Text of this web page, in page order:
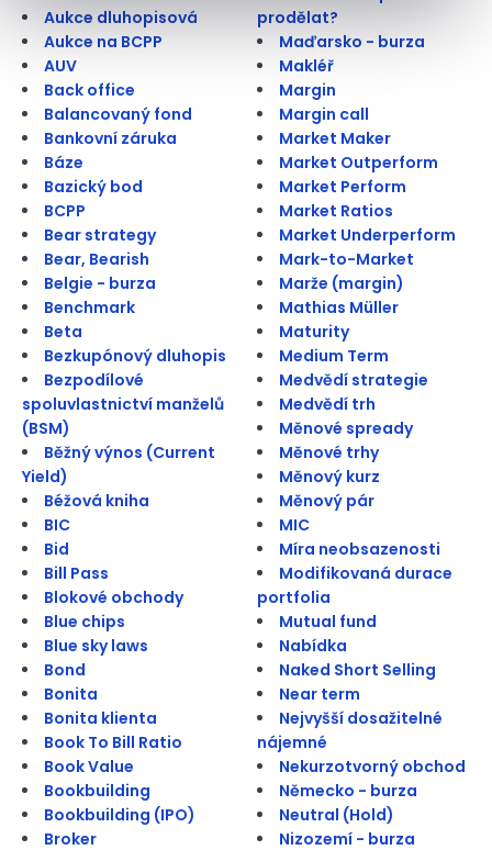
Aukce dluhopisová
Aukce na BCPP
AUV
Back office
Balancovaný fond
Bankovní záruka
Báze
Bazický bod
BCPP
Bear strategy
Bear, Bearish
Belgie - burza
Benchmark
Beta
Bezkupónový dluhopis
Bezpodílové
spoluvlastnictví manželů
(BSM)
Běžný výnos (Current
Yield)
Béžová kniha
BIC
Bid
Bill Pass
Blokové obchody
Blue chips
Blue sky laws
Bond
Bonita
Bonita klienta
Book To Bill Ratio
Book Value
Bookbuilding
Bookbuilding (IPO)
Broker
prodělat?
Maďarsko - burza
Makléř
Margin
Margin call
Market Maker
Market Outperform
Market Perform
Market Ratios
Market Underperform
Mark-to-Market
Marže (margin)
Mathias Müller
Maturity
Medium Term
Medvědí strategie
Medvědí trh
Měnové spready
Měnové trhy
Měnový kurz
Měnový pár
MIC
Míra neobsazenosti
Modifikovaná durace
portfolia
Mutual fund
Nabídka
Naked Short Selling
Near term
Nejvyšší dosažitelné
nájemné
Nekurzotvorný obchod
Německo - burza
Neutral (Hold)
Nizozemí - burza